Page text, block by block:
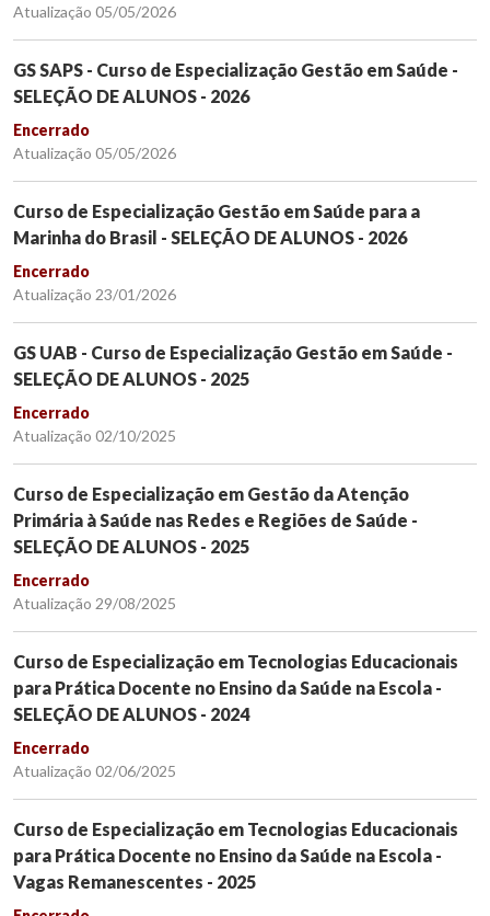
Atualização 05/05/2026
GS SAPS - Curso de Especialização Gestão em Saúde -
SELEÇÃO DE ALUNOS - 2026
Encerrado
Atualização 05/05/2026
Curso de Especialização Gestão em Saúde para a
Marinha do Brasil - SELEÇÃO DE ALUNOS - 2026
Encerrado
Atualização 23/01/2026
GS UAB - Curso de Especialização Gestão em Saúde -
SELEÇÃO DE ALUNOS - 2025
Encerrado
Atualização 02/10/2025
Curso de Especialização em Gestão da Atenção
Primária à Saúde nas Redes e Regiões de Saúde -
SELEÇÃO DE ALUNOS - 2025
Encerrado
Atualização 29/08/2025
Curso de Especialização em Tecnologias Educacionais
para Prática Docente no Ensino da Saúde na Escola -
SELEÇÃO DE ALUNOS - 2024
Encerrado
Atualização 02/06/2025
Curso de Especialização em Tecnologias Educacionais
para Prática Docente no Ensino da Saúde na Escola -
Vagas Remanescentes - 2025